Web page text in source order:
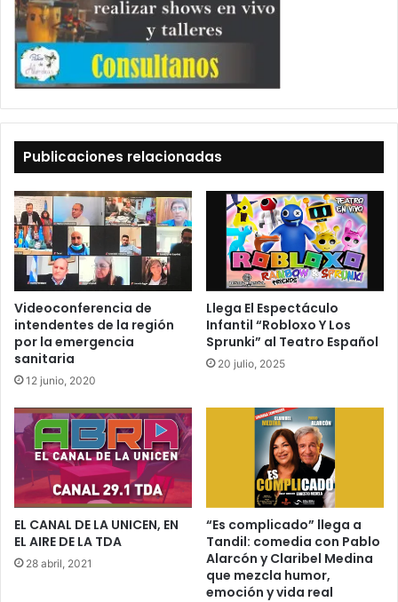
Publicaciones relacionadas
Videoconferencia de
intendentes de la región
por la emergencia
sanitaria
12 junio, 2020
Llega El Espectáculo
Infantil “Robloxo Y Los
Sprunki” al Teatro Español
20 julio, 2025
EL CANAL DE LA UNICEN, EN
EL AIRE DE LA TDA
28 abril, 2021
“Es complicado” llega a
Tandil: comedia con Pablo
Alarcón y Claribel Medina
que mezcla humor,
emoción y vida real